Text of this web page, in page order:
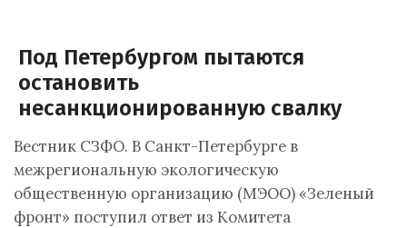
Под Петербургом пытаются
остановить
несанкционированную свалку
Вестник СЗФО. В Санкт-Петербурге в
межрегиональную экологическую
общественную организацию (МЭОО) «Зеленый
фронт» поступил ответ из Комитета